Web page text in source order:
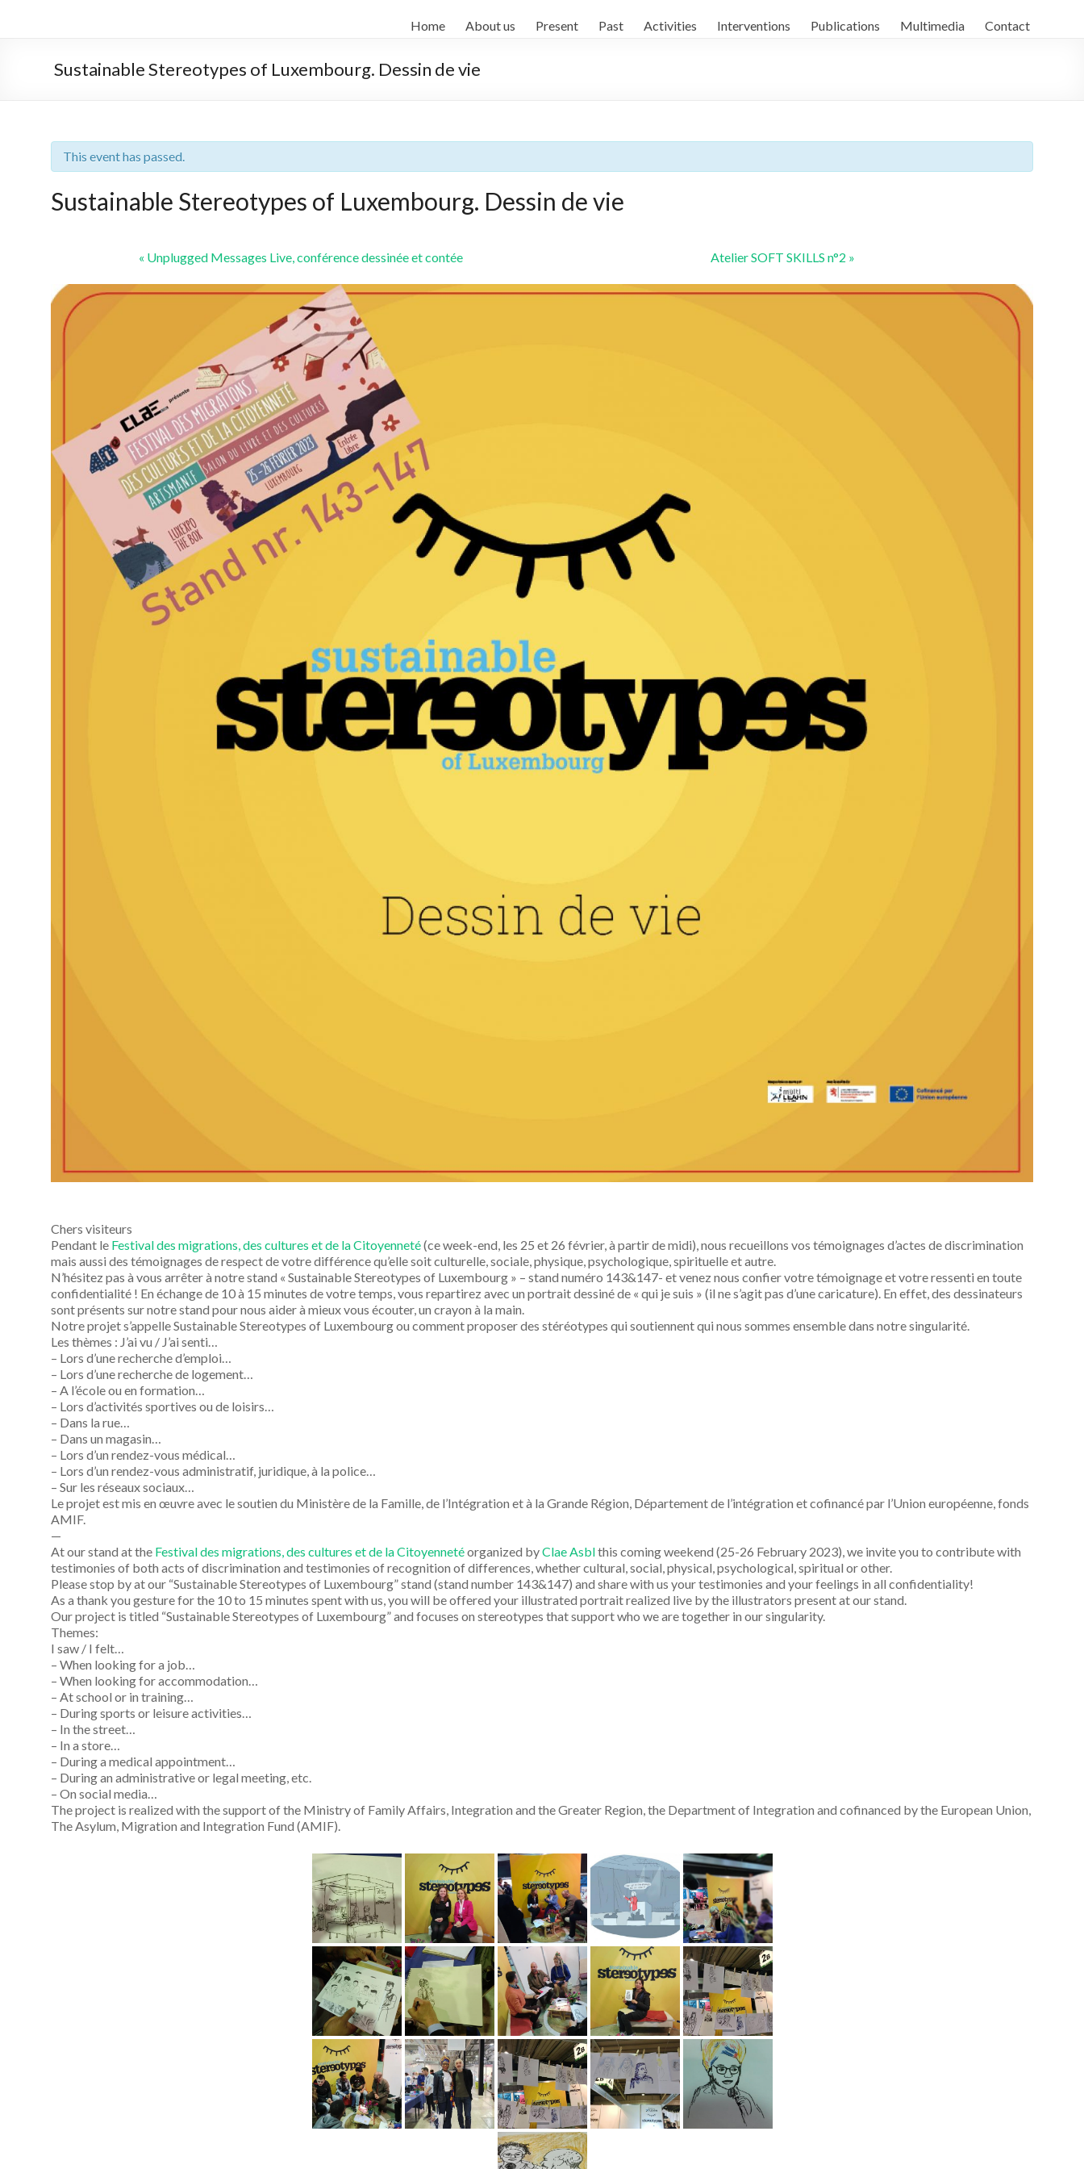
Home About us Present Past Activities Interventions Publications Multimedia Contact
Sustainable Stereotypes of Luxembourg. Dessin de vie
This event has passed.
Sustainable Stereotypes of Luxembourg. Dessin de vie
« Unplugged Messages Live, conférence dessinée et contée Atelier SOFT SKILLS n°2 »
Chers visiteurs
Pendant le Festival des migrations, des cultures et de la Citoyenneté(ce week-end, les 25 et 26 février, à partir de midi), nous recueillons vos témoignages d’actes de discrimination
mais aussi des témoignages de respect de votre différence qu’elle soit culturelle, sociale, physique, psychologique, spirituelle et autre.
N’hésitez pas à vous arrêter à notre stand « Sustainable Stereotypes of Luxembourg » – stand numéro 143&147- et venez nous confier votre témoignage et votre ressenti en toute
confidentialité ! En échange de 10 à 15 minutes de votre temps, vous repartirez avec un portrait dessiné de « qui je suis » (il ne s’agit pas d’une caricature). En effet, des dessinateurs
sont présents sur notre stand pour nous aider à mieux vous écouter, un crayon à la main.
Notre projet s’appelle Sustainable Stereotypes of Luxembourg ou comment proposer des stéréotypes qui soutiennent qui nous sommes ensemble dans notre singularité.
Les thèmes : J’ai vu / J’ai senti…
– Lors d’une recherche d’emploi…
– Lors d’une recherche de logement…
– A l’école ou en formation…
– Lors d’activités sportives ou de loisirs…
– Dans la rue…
– Dans un magasin…
– Lors d’un rendez-vous médical…
– Lors d’un rendez-vous administratif, juridique, à la police…
– Sur les réseaux sociaux…
Le projet est mis en œuvre avec le soutien du Ministère de la Famille, de l’Intégration et à la Grande Région, Département de l’intégration et cofinancé par l’Union européenne, fonds
AMIF.
—
At our stand at the Festival des migrations, des cultures et de la Citoyennetéorganized byClae Asblthis coming weekend (25-26 February 2023), we invite you to contribute with
testimonies of both acts of discrimination and testimonies of recognition of differences, whether cultural, social, physical, psychological, spiritual or other.
Please stop by at our “Sustainable Stereotypes of Luxembourg” stand (stand number 143&147) and share with us your testimonies and your feelings in all confidentiality!
As a thank you gesture for the 10 to 15 minutes spent with us, you will be offered your illustrated portrait realized live by the illustrators present at our stand.
Our project is titled “Sustainable Stereotypes of Luxembourg” and focuses on stereotypes that support who we are together in our singularity.
Themes:
I saw / I felt…
– When looking for a job…
– When looking for accommodation…
– At school or in training…
– During sports or leisure activities…
– In the street…
– In a store…
– During a medical appointment…
– During an administrative or legal meeting, etc.
– On social media…
The project is realized with the support of the Ministry of Family Affairs, Integration and the Greater Region, the Department of Integration and cofinanced by the European Union,
The Asylum, Migration and Integration Fund (AMIF).